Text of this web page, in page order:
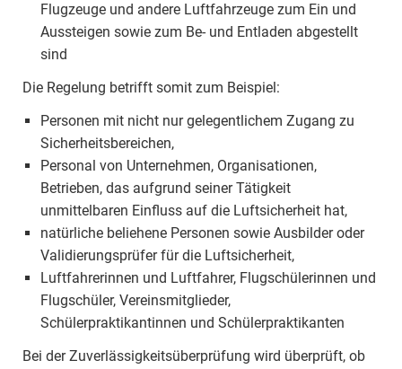
Flugzeuge und andere Luftfahrzeuge zum Ein und
Aussteigen sowie zum Be- und Entladen abgestellt
sind
Die Regelung betrifft somit zum Beispiel:
Personen mit nicht nur gelegentlichem Zugang zu
Sicherheitsbereichen,
Personal von Unternehmen, Organisationen,
Betrieben, das aufgrund seiner Tätigkeit
unmittelbaren Einfluss auf die Luftsicherheit hat,
natürliche beliehene Personen sowie Ausbilder oder
Validierungsprüfer für die Luftsicherheit,
Luftfahrerinnen und Luftfahrer, Flugschülerinnen und
Flugschüler, Vereinsmitglieder,
Schülerpraktikantinnen und Schülerpraktikanten
Bei der Zuverlässigkeitsüberprüfung wird überprüft, ob